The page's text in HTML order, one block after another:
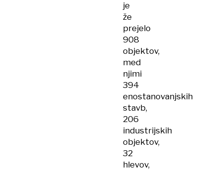
je
že
prejelo
908
objektov,
med
njimi
394
enostanovanjskih
stavb,
206
industrijskih
objektov,
32
hlevov,